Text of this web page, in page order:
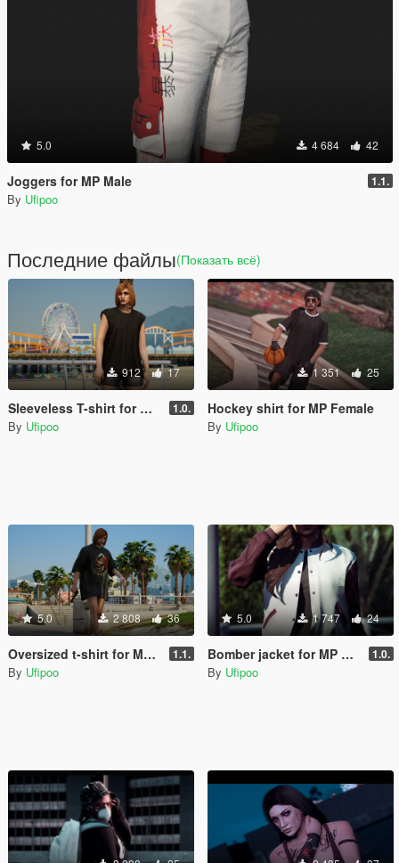
5.0 4 684 42
Joggers for MP Male 1.1.
By Ufipoo
Последние файлы(Показать всё)
912 17
Sleeveless T-shirt for MP Female 1.0.
By Ufipoo
1 351 25
Hockey shirt for MP Female
By Ufipoo
5.0 2 808 36
Oversized t-shirt for MP Female 1.1.
By Ufipoo
5.0 1 747 24
Bomber jacket for MP Female 1.0.
By Ufipoo